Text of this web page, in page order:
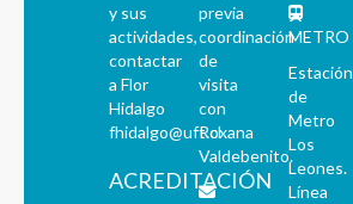
y sus
actividades,
contactar
a Flor
Hidalgo
fhidalgo@uft.cl
ACREDITACIÓN
previa
coordinación
de
visita
con
Roxana
Valdebenito.
METRO
Estación
de
Metro
Los
Leones.
Línea